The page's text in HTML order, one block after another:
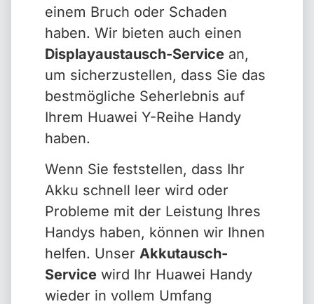
einem Bruch oder Schaden
haben. Wir bieten auch einen
Displayaustausch-Service an,
um sicherzustellen, dass Sie das
bestmögliche Seherlebnis auf
Ihrem Huawei Y-Reihe Handy
haben.
Wenn Sie feststellen, dass Ihr
Akku schnell leer wird oder
Probleme mit der Leistung Ihres
Handys haben, können wir Ihnen
helfen. Unser Akkutausch-
Service wird Ihr Huawei Handy
wieder in vollem Umfang